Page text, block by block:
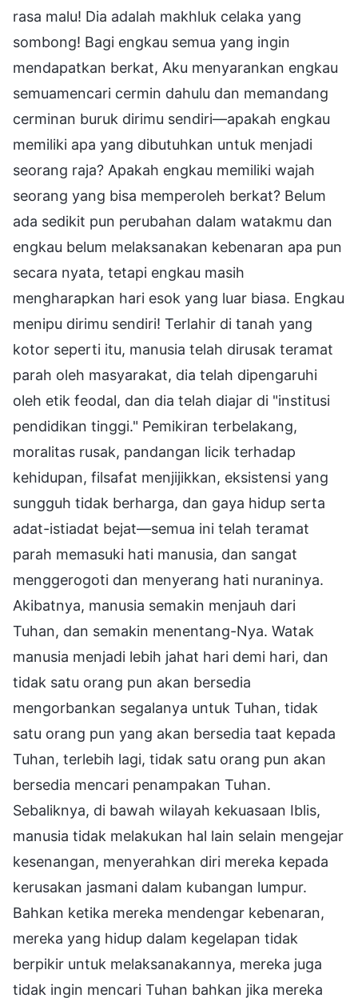
rasa malu! Dia adalah makhluk celaka yang
sombong! Bagi engkau semua yang ingin
mendapatkan berkat, Aku menyarankan engkau
semuamencari cermin dahulu dan memandang
cerminan buruk dirimu sendiri—apakah engkau
memiliki apa yang dibutuhkan untuk menjadi
seorang raja? Apakah engkau memiliki wajah
seorang yang bisa memperoleh berkat? Belum
ada sedikit pun perubahan dalam watakmu dan
engkau belum melaksanakan kebenaran apa pun
secara nyata, tetapi engkau masih
mengharapkan hari esok yang luar biasa. Engkau
menipu dirimu sendiri! Terlahir di tanah yang
kotor seperti itu, manusia telah dirusak teramat
parah oleh masyarakat, dia telah dipengaruhi
oleh etik feodal, dan dia telah diajar di "institusi
pendidikan tinggi." Pemikiran terbelakang,
moralitas rusak, pandangan licik terhadap
kehidupan, filsafat menjijikkan, eksistensi yang
sungguh tidak berharga, dan gaya hidup serta
adat-istiadat bejat—semua ini telah teramat
parah memasuki hati manusia, dan sangat
menggerogoti dan menyerang hati nuraninya.
Akibatnya, manusia semakin menjauh dari
Tuhan, dan semakin menentang-Nya. Watak
manusia menjadi lebih jahat hari demi hari, dan
tidak satu orang pun akan bersedia
mengorbankan segalanya untuk Tuhan, tidak
satu orang pun yang akan bersedia taat kepada
Tuhan, terlebih lagi, tidak satu orang pun akan
bersedia mencari penampakan Tuhan.
Sebaliknya, di bawah wilayah kekuasaan Iblis,
manusia tidak melakukan hal lain selain mengejar
kesenangan, menyerahkan diri mereka kepada
kerusakan jasmani dalam kubangan lumpur.
Bahkan ketika mereka mendengar kebenaran,
mereka yang hidup dalam kegelapan tidak
berpikir untuk melaksanakannya, mereka juga
tidak ingin mencari Tuhan bahkan jika mereka